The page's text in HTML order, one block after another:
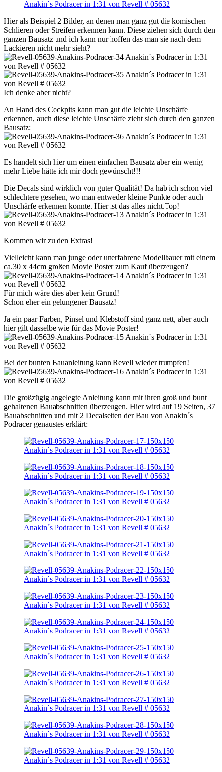
Hier als Beispiel 2 Bilder, an denen man ganz gut die komischen
Schlieren oder Streifen erkennen kann. Diese ziehen sich durch den
ganzen Bausatz und ich kann nur hoffen das man sie nach dem
Lackieren nicht mehr sieht?
Ich denke aber nicht?
An Hand des Cockpits kann man gut die leichte Unschärfe
erkennen, auch diese leichte Unschärfe zieht sich durch den ganzen
Bausatz:
Es handelt sich hier um einen einfachen Bausatz aber ein wenig
mehr Liebe hätte ich mir doch gewünscht!!!
Die Decals sind wirklich von guter Qualität! Da hab ich schon viel
schlechtere gesehen, wo man entweder kleine Punkte oder auch
Unschärfe erkennen konnte. Hier ist das alles nicht.Top!
Kommen wir zu den Extras!
Vielleicht kann man junge oder unerfahrene Modellbauer mit einem
ca.30 x 44cm großen Movie Poster zum Kauf überzeugen?
Für mich wäre dies aber kein Grund!
Schon eher ein gelungener Bausatz!
Ja ein paar Farben, Pinsel und Klebstoff sind ganz nett, aber auch
hier gilt dasselbe wie für das Movie Poster!
Bei der bunten Bauanleitung kann Revell wieder trumpfen!
Die großzügig angelegte Anleitung kann mit ihren groß und bunt
gehaltenen Bauabschnitten überzeugen. Hier wird auf 19 Seiten, 37
Bauabschnitten und mit 2 Decalseiten der Bau von Anakin´s
Podracer genaustes erklärt: